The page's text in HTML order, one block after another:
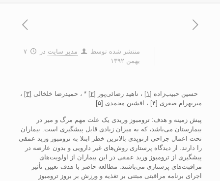
منتشر شده توسط مدیر سایت در
۷
بهمن ۱۳۹۲
حسين حبيب‌زاده [۱] ، ناهيد رضائی‌پور [۲] * ، حميدرضا خلخالی [۳]
،
ميربهرام صفری [۴] ، افشين محمدی [۵]
پيش زمينه و هدف: ترومبوز وريدی يک علت مهم مرگ و مير در
بيمارستان می‌باشد، که به ميزان زيادی قابل پيشگيری است. بيماران
تحت اعمال جراحی ارتوپدی بالاترين خطر ابتلا به ترومبوز وريد عمقی
را دارند. از ديدگاه پرستاری روش‌های غير دارويی و بدون عارضه در
پيشگيری از ترومبوز وريد عمقی در اين بيماران از اولويت‌های
مراقبت‌های پرستاری می‌باشند. مطالعه حاضر با هدف تعيين تأثير
اجرای برنامه مراقبتی مبتنی بر تغذيه و ورزش بر بروز ترومبوز